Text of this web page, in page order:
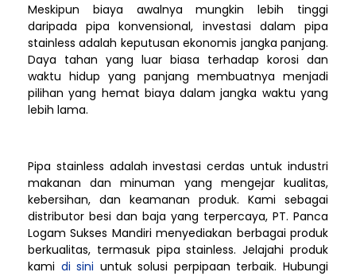
Meskipun biaya awalnya mungkin lebih tinggi
daripada pipa konvensional, investasi dalam pipa
stainless adalah keputusan ekonomis jangka panjang.
Daya tahan yang luar biasa terhadap korosi dan
waktu hidup yang panjang membuatnya menjadi
pilihan yang hemat biaya dalam jangka waktu yang
lebih lama.
Pipa stainless adalah investasi cerdas untuk industri
makanan dan minuman yang mengejar kualitas,
kebersihan, dan keamanan produk. Kami sebagai
distributor besi dan baja yang terpercaya, PT. Panca
Logam Sukses Mandiri menyediakan berbagai produk
berkualitas, termasuk pipa stainless. Jelajahi produk
kami di sini untuk solusi perpipaan terbaik. Hubungi